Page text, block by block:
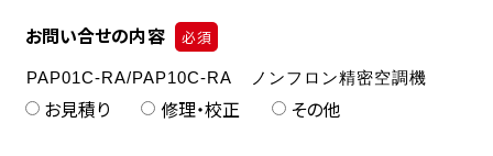
お問い合せの内容 必須
お見積り 修理・校正 その他